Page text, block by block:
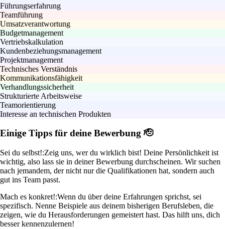
Führungserfahrung
Teamführung
Umsatzverantwortung
Budgetmanagement
Vertriebskalkulation
Kundenbeziehungsmanagement
Projektmanagement
Technisches Verständnis
Kommunikationsfähigkeit
Verhandlungssicherheit
Strukturierte Arbeitsweise
Teamorientierung
Interesse an technischen Produkten
Einige Tipps für deine Bewerbung 🫡
Sei du selbst!:Zeig uns, wer du wirklich bist! Deine Persönlichkeit ist
wichtig, also lass sie in deiner Bewerbung durchscheinen. Wir suchen
nach jemandem, der nicht nur die Qualifikationen hat, sondern auch
gut ins Team passt.
Mach es konkret!:Wenn du über deine Erfahrungen sprichst, sei
spezifisch. Nenne Beispiele aus deinem bisherigen Berufsleben, die
zeigen, wie du Herausforderungen gemeistert hast. Das hilft uns, dich
besser kennenzulernen!